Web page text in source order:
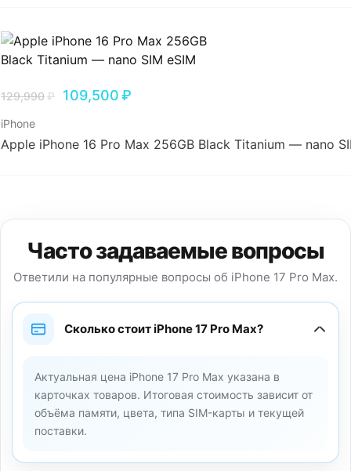
129,990₽ 109,500₽
iPhone
Apple iPhone 16 Pro Max 256GB Black Titanium — nano
Часто задаваемые вопросы
Ответили на популярные вопросы об iPhone 17 Pro Max.
Сколько стоит iPhone 17 Pro Max?
Актуальная цена iPhone 17 Pro Max указана в
карточках товаров. Итоговая стоимость зависит от
объёма памяти, цвета, типа SIM-карты и текущей
поставки.